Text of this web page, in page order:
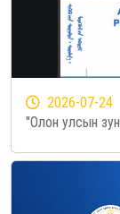
2026-07-24
"Олон улсын